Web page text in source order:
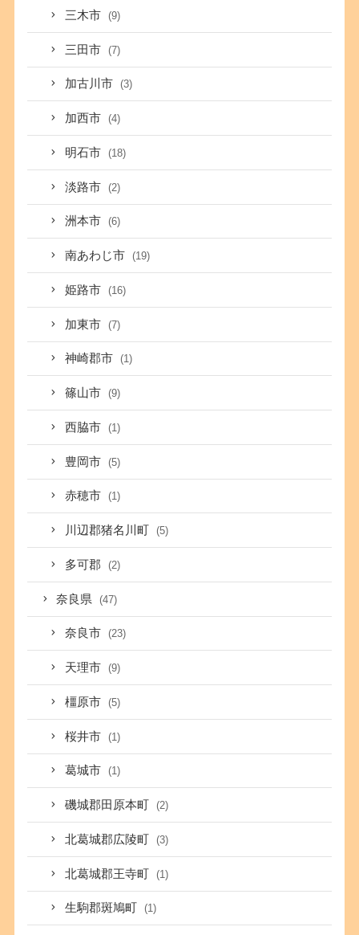
三木市 (9)
三田市 (7)
加古川市 (3)
加西市 (4)
明石市 (18)
淡路市 (2)
洲本市 (6)
南あわじ市 (19)
姫路市 (16)
加東市 (7)
神崎郡市 (1)
篠山市 (9)
西脇市 (1)
豊岡市 (5)
赤穂市 (1)
川辺郡猪名川町 (5)
多可郡 (2)
奈良県 (47)
奈良市 (23)
天理市 (9)
橿原市 (5)
桜井市 (1)
葛城市 (1)
磯城郡田原本町 (2)
北葛城郡広陵町 (3)
北葛城郡王寺町 (1)
生駒郡斑鳩町 (1)